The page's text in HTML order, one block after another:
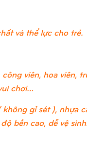
và thể lực cho trẻ.
viên, hoa viên,
chơi…
không gỉ sét ), nhựa
bền cao, dễ vệ